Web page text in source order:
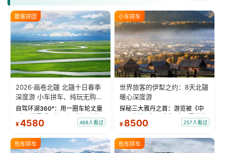
散客拼团
2026·画卷北疆 北疆十日春季
深度游 小车拼车、纯玩无购
物！
自驾环湖360°：用一圈车轮丈量
“大西洋最后一滴眼泪”的极致蔚
蓝。 赛湖旅拍：甄选多款风格服
绝美瞬间。 赛湖坦克300跟车视
频：专业摄影师...
¥4580 468人看过
小车拼车
世界旅客的伊犁之约：8天北疆
暖心深度游
探秘三大雅丹之首：游览被《中
国国家地理》评选为“中国最美的
三大雅丹”第一名的克拉玛依魔鬼
瓦人最大村落——禾木村，欣赏
晨雾与小木...
¥ 8500 257人看过
包车拼车 包车拼车